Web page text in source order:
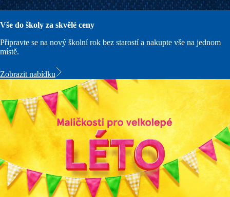
Vše do školy za skvělé ceny
Připravte se na nový školní rok bez starostí a nakupte vše na jednom
místě.
Zobrazit nabídku